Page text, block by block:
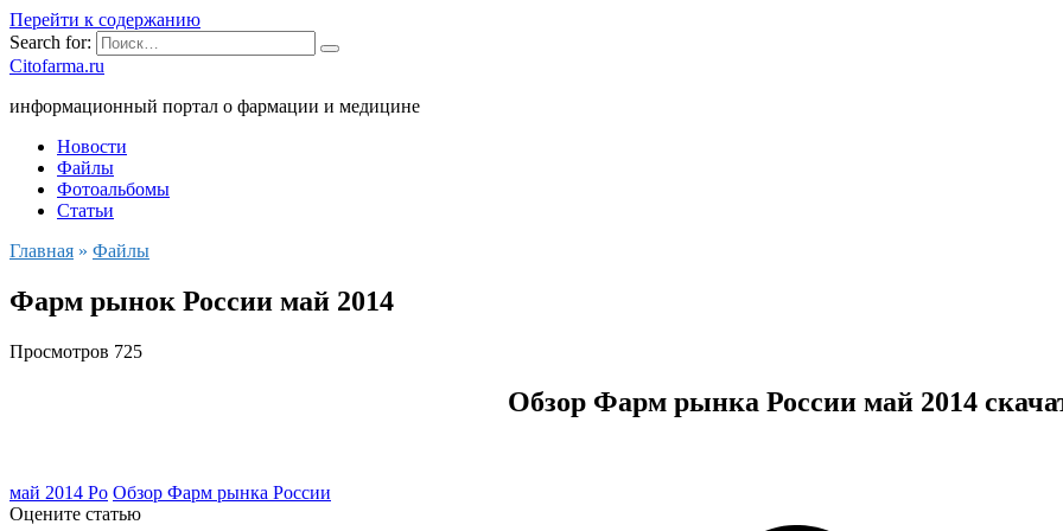
Перейти к содержанию
Search for:
Citofarma.ru
информационный портал о фармации и медицине
Новости
Файлы
Фотоальбомы
Статьи
Главная » Файлы
Фарм рынок России май 2014
Просмотров 725
Обзор Фарм рынка России май 2014
май 2014 Ро Обзор Фарм рынка России
Оцените статью